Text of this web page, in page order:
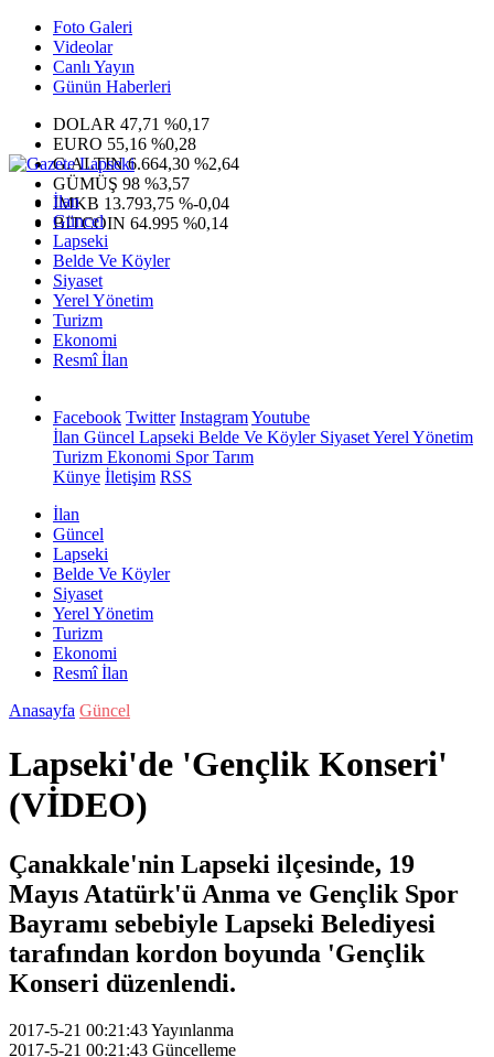
Foto Galeri
Videolar
Canlı Yayın
Günün Haberleri
DOLAR 47,71 %0,17
EURO 55,16 %0,28
G.ALTIN6.664,30 %2,64
GÜMÜŞ 98 %3,57
IMKB 13.793,75 %-0,04
BITCOIN 64.995 %0,14
İlan
Güncel
Lapseki
Belde Ve Köyler
Siyaset
Yerel Yönetim
Turizm
Ekonomi
Resmî İlan
Facebook Twitter InstagramYoutube
İlan Güncel Lapseki Belde Ve KöylerSiyasetYerel Yönetim
Turizm Ekonomi SporTarım
Künye İletişim RSS
İlan
Güncel
Lapseki
Belde Ve Köyler
Siyaset
Yerel Yönetim
Turizm
Ekonomi
Resmî İlan
Anasayfa Güncel
Lapseki'de 'Gençlik Konseri'
(VİDEO)
Çanakkale'nin Lapseki ilçesinde, 19
Mayıs Atatürk'ü Anma ve Gençlik Spor
Bayramı sebebiyle Lapseki Belediyesi
tarafından kordon boyunda 'Gençlik
Konseri düzenlendi.
2017-5-21 00:21:43Yayınlanma
2017-5-21 00:21:43 Güncelleme